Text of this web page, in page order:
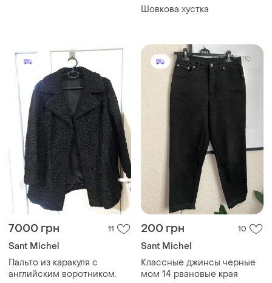
Шовкова хустка
7000 грн 11
Sant Michel
Пальто из каракуля с
английским воротником.
200 грн 10
Sant Michel
Классные джинсы черные
мом 14 рвановые края